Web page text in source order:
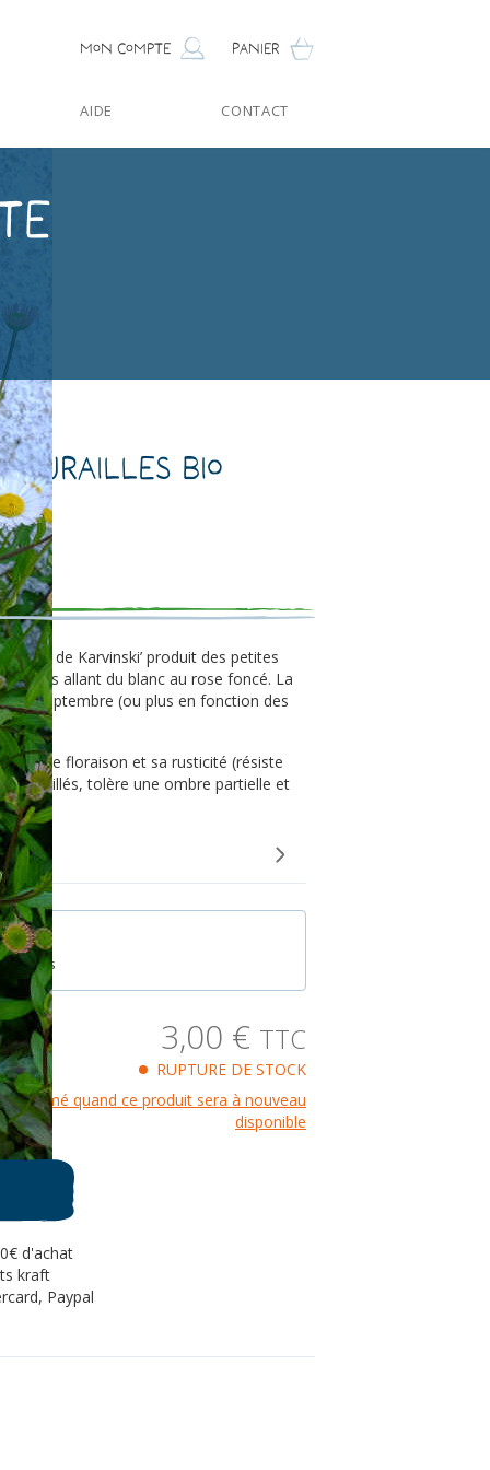
Mon compte Panier
AIDE CONTACT
Bio
de Karvinski’ produit des petites
allant du blanc au rose foncé. La
à septembre (ou plus en fonction des
floraison et sa rusticité (résiste
ensoleillés, tolère une ombre partielle et
graines
3,00 € TTC
RUPTURE DE STOCK
informé quand ce produit sera à nouveau
disponible
d'achat
kraft
Paypal